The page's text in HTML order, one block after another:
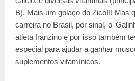
B). Mais um golaço do Zico!!! Mas
carreira no Brasil, por sinal, o
atleta franzino e por isso também
especial para ajudar a ganhar
suplementos vitamínicos.